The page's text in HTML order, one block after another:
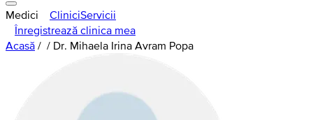
Medici CliniciServicii
Înregistrează clinica mea
Acasă / / Dr. Mihaela Irina Avram Popa